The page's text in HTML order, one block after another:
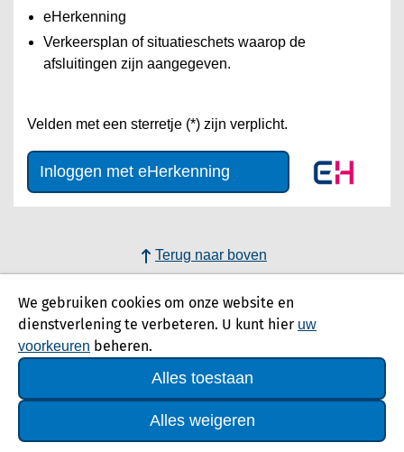
eHerkenning
Verkeersplan of situatieschets waarop de
afsluitingen zijn aangegeven.
Velden met een sterretje (*) zijn verplicht.
Inloggen met eHerkenning
Terug naar boven
We gebruiken cookies om onze website en
dienstverlening te verbeteren. U kunt hier uw
voorkeuren beheren.
Alles toestaan
Alles weigeren